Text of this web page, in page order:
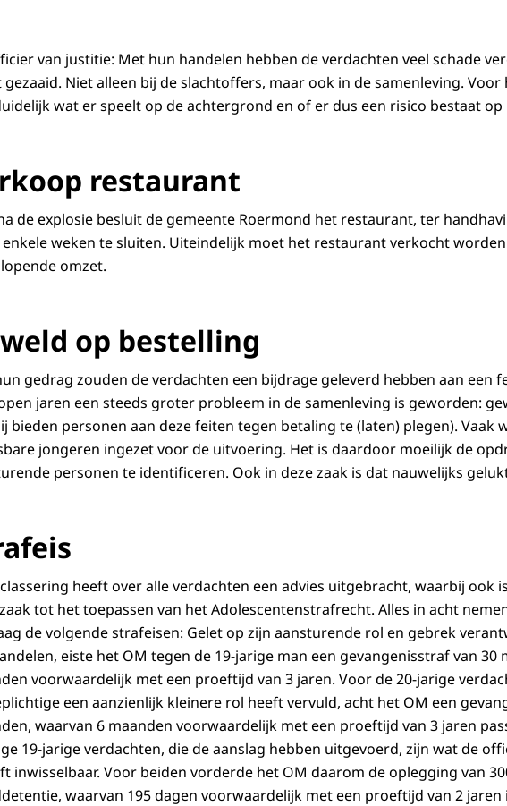
van justitie: Met hun handelen hebben de verdachten veel schade
gezaaid. Niet alleen bij de slachtoffers, maar ook in de samenleving. Voor
wat er speelt op de achtergrond en of er dus een risico bestaat op
restaurant
de explosie besluit de gemeente Roermond het restaurant, ter
weken te sluiten. Uiteindelijk moet het restaurant verkocht
omzet.
op bestelling
gedrag zouden de verdachten een bijdrage geleverd hebben aan een
jaren een steeds groter probleem in de samenleving is geworden:
bieden personen aan deze feiten tegen betaling te (laten) plegen). Vaak
jongeren ingezet voor de uitvoering. Het is daardoor moeilijk de
personen te identificeren. Ook in deze zaak is dat nauwelijks
heeft over alle verdachten een advies uitgebracht, waarbij ook
tot het toepassen van het Adolescentenstrafrecht. Alles in acht
de volgende strafeisen: Gelet op zijn aansturende rol en gebrek
eiste het OM tegen de 19-jarige man een gevangenisstraf van 30
voorwaardelijk met een proeftijd van 3 jaren. Voor de 20-jarige
een aanzienlijk kleinere rol heeft vervuld, acht het OM een
waarvan 6 maanden voorwaardelijk met een proeftijd van 3 jaren
19-jarige verdachten, die de aanslag hebben uitgevoerd, zijn wat de
inwisselbaar. Voor beiden vorderde het OM daarom de oplegging van
waarvan 195 dagen voorwaardelijk met een proeftijd van 2